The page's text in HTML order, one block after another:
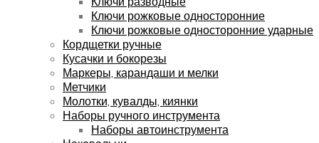
Ключи рожковые односторонние
Ключи рожковые односторонние ударные
Кордщетки ручные
Кусачки и бокорезы
Маркеры, карандаши и мелки
Метчики
Молотки, кувалды, киянки
Наборы ручного инструмента
Наборы автоинструмента